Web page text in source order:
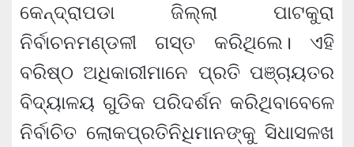
କେନ୍ଦ୍ରାପଡା ଜିଲ୍ଲା ପାଟକୁରା
ନିର୍ବାଚନମଣ୍ଡଳୀ ଗସ୍ତ କରିଥିଲେ। ଏହି
ବରିଷ୍ଠ ଅଧିକାରୀମାନେ ପ୍ରତି ପଞ୍ଚାୟତର
ବିଦ୍ୟାଳୟ ଗୁଡିକ ପରିଦର୍ଶନ କରିଥିବାବେଳେ
ନିର୍ବାଚିତ ଲୋକପ୍ରତିନିଧିମାନଙ୍କୁ ସିଧାସଳଖ